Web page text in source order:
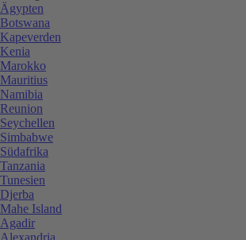
Ägypten
Botswana
Kapeverden
Kenia
Marokko
Mauritius
Namibia
Reunion
Seychellen
Simbabwe
Südafrika
Tanzania
Tunesien
Djerba
Mahe Island
Agadir
Alexandria